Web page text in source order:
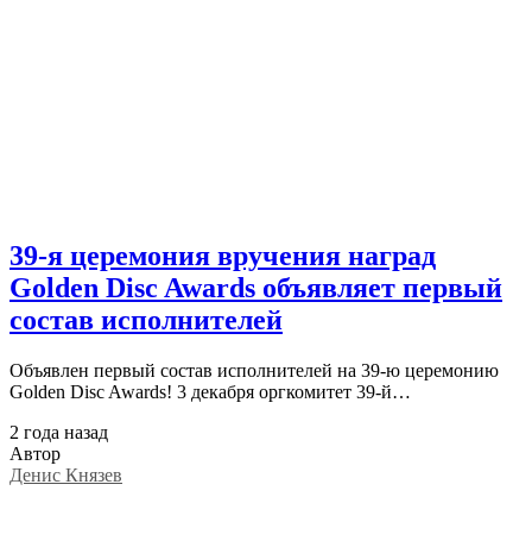
39-я церемония вручения наград
Golden Disc Awards объявляет первый
состав исполнителей
Объявлен первый состав исполнителей на 39-ю церемонию
Golden Disc Awards! 3 декабря оргкомитет 39-й…
2 года назад
Автор
Денис Князев